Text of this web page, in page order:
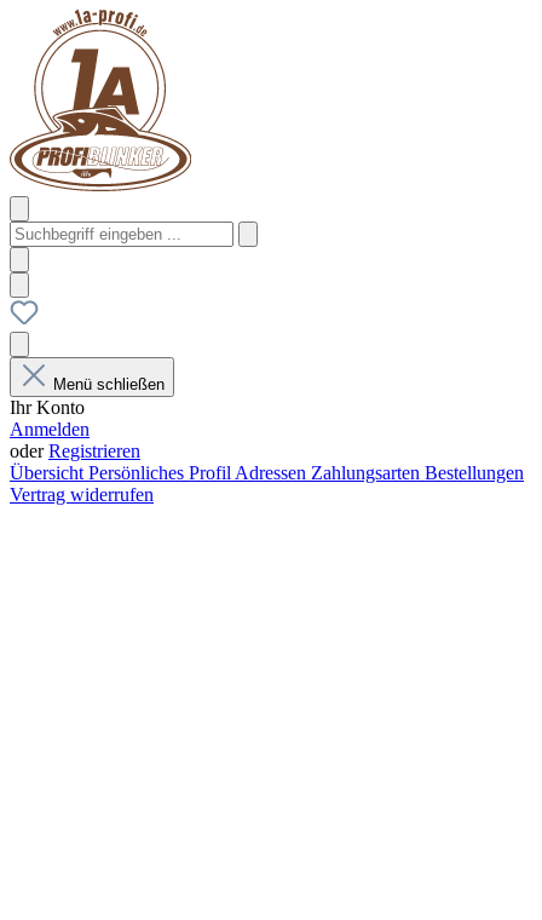
Menü schließen
Ihr Konto
Anmelden
oderRegistrieren
Übersicht Persönliches Profil Adressen Zahlungsarten Bestellungen
Vertrag widerrufen